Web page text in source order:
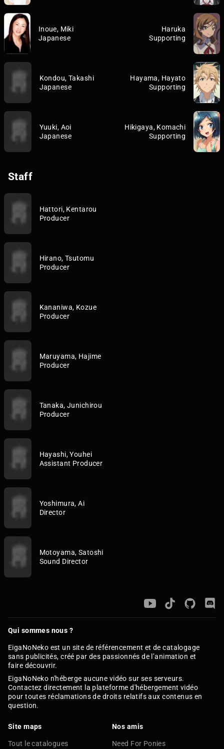
Inoue, Miki
Japanese
Haruka
Supporting
Kondou, Takashi
Japanese
Hayama, Hayato
Supporting
Yuuki, Aoi
Japanese
Hikigaya, Komachi
Supporting
Staff
Hattori, Kentarou
Producer
Hirano, Tsutomu
Producer
Kananiwa, Kozue
Producer
Maruyama, Hajime
Producer
Tanaka, Junichirou
Producer
Hayashi, Youhei
Assistant Producer
Yoshimura, Ai
Director
Motoyama, Satoshi
Sound Director
Qui sommes nous ?
EigaNoNeko est un site de référencement et de catalogage
sans publicités, créé par des passionnés de l’animation et
faire découvrir.
EigaNoNeko n'héberge aucune vidéo sur ses serveurs.
Contactez directement la plateforme d'hébergement vidéo
pour toutes réclamations de droits relatifs aux contenus en
question.
Site maps
Tout le catalogues
Nos amis
Need For Ponies